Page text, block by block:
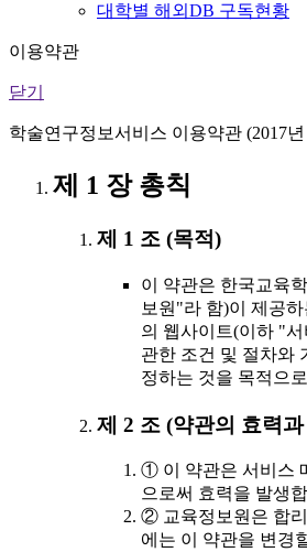
대학별 해외DB 구독현황
이용약관
닫기
학술연구정보서비스 이용약관 (2017
제 1 장 총칙
제 1 조 (목적)
이 약관은 한국교육
보원"라 함)이 제공
의 웹사이트(이하 "
관한 조건 및 절차와
정하는 것을 목적으
제 2 조 (약관의 효력
① 이 약관은 서비스
으로써 효력을 발생
② 교육정보원은 합
에는 이 약관을 변경